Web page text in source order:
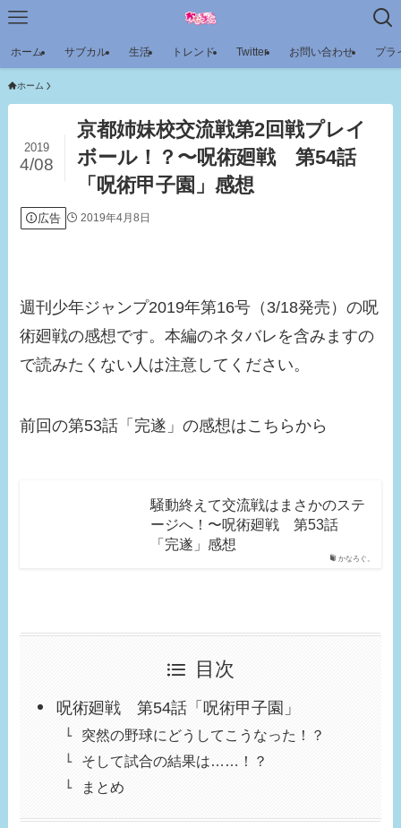
ホーム サブカル 生活 トレンド Twitter お問い合わせ プラ
ホーム
京都姉妹校交流戦第2回戦プレイ
ボール！？〜呪術廻戦 第54話
「呪術甲子園」感想
2019
4/08
広告 2019年4月8日
週刊少年ジャンプ2019年第16号（3/18発売）の呪
術廻戦の感想です。本編のネタバレを含みますの
で読みたくない人は注意してください。
前回の第53話「完遂」の感想はこちらから
かなろぐ。
騒動終えて交流戦はまさかのステ
ージへ！〜呪術廻戦 第53話
「完遂」感想
目次
呪術廻戦 第54話「呪術甲子園」
突然の野球にどうしてこうなった！？
そして試合の結果は……！？
まとめ